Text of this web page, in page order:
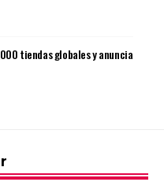
tiendas globales y anuncia